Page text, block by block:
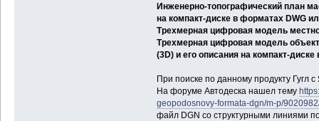
Инженерно-топографический план
на компакт-диске в форматах DWG
Трехмерная цифровая модель
Трехмерная цифровая модель
(3D) и его описания на компакт-
При поиске по данному продукту
На форуме Автодеска нашел тему
geopodosnovy-formata-dgn/m-p/
файл DGN со структурными линиями